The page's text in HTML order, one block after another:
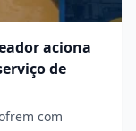
aciona
de
com